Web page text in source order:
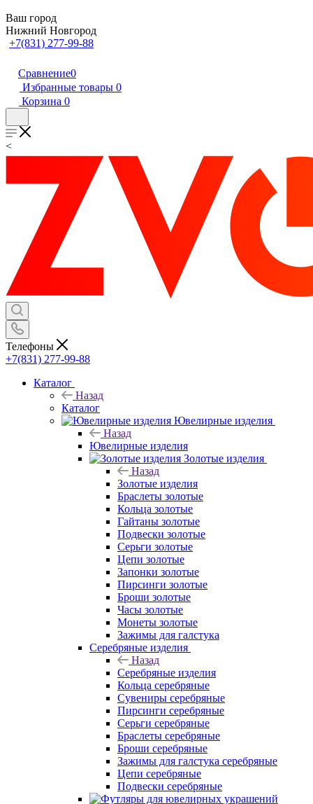
Ваш город
Нижний Новгород
+7(831) 277-99-88
Сравнение0
Избранные товары 0
Корзина 0
<
Телефоны
+7(831) 277-99-88
Каталог
Назад
Каталог
Ювелирные изделия
Назад
Ювелирные изделия
Золотые изделия
Назад
Золотые изделия
Браслеты золотые
Кольца золотые
Гайтаны золотые
Подвески золотые
Серьги золотые
Цепи золотые
Запонки золотые
Пирсинги золотые
Броши золотые
Часы золотые
Монеты золотые
Зажимы для галстука
Серебряные изделия
Назад
Серебряные изделия
Кольца серебряные
Сувениры серебряные
Пирсинги серебряные
Серьги серебряные
Браслеты серебряные
Броши серебряные
Зажимы для галстука серебряные
Цепи серебряные
Подвески серебряные